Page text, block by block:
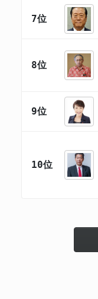
7位
8位
9位
10位